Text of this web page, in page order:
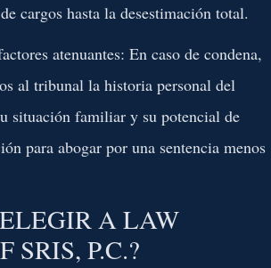
cargos hasta la desestimación total.
atenuantes: En caso de condena,
al tribunal la historia personal del
situación familiar y su potencial de
para abogar por una sentencia menos
A LAW
SRIS, P.C.?